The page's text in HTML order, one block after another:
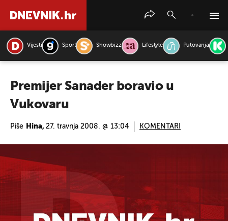
Vijesti Sport Showbizz Lifestyle Putovanja
Premijer Sanader boravio u
Vukovaru
Piše Hina, 27. travnja 2008. @ 13:04 KOMENTARI
PRETRAŽITE VIJESTI